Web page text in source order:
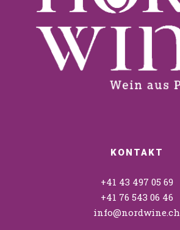
KONTAKT
+41 43 497 05 69
+41 76 543 06 46
info@nordwine.ch